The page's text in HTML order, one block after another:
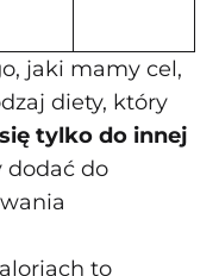
jaki mamy cel,
diety, który
tylko do innej
dodać do
to